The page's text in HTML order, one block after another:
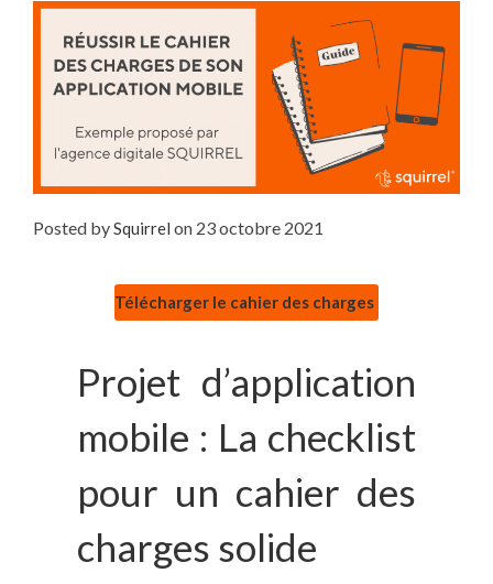
Posted bySquirrel on 23 octobre 2021
Télécharger le cahier des charges
Projet d’application
mobile : La checklist
pour un cahier des
charges solide